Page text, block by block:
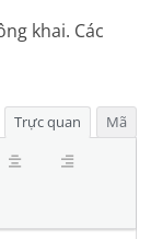
khai. Các
Trực quan Mã